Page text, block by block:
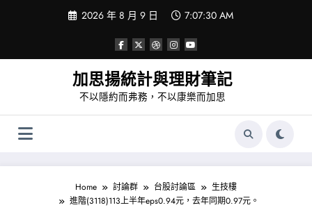
2026 年 8 月 9 日 7:07:31 AM
加思揚統計與理財筆記
不以隱約而弗務，不以康樂而加思
Home 討論群 台股討論區
生技樓
進階(3118)113上半年eps0.94元，去年同期0.97元。